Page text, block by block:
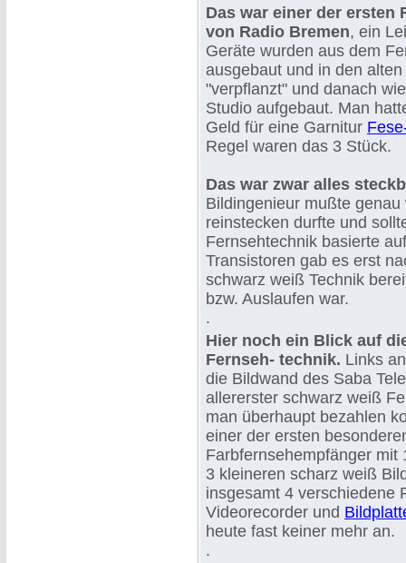
Das war einer der ersten
von Radio Bremen, ein
Geräte wurden aus dem
ausgebaut und in den
"verpflanzt" und danach
Studio aufgebaut. Man
Geld für eine Garnitur
Regel waren das 3 Stück.
Das war zwar alles
Bildingenieur mußte
reinstecken durfte und
Fernsehtechnik basierte
Transistoren gab es erst
schwarz weiß Technik
bzw. Auslaufen war.
.
Hier noch ein Blick auf
Fernseh- technik. Links
die Bildwand des Saba
allererster schwarz weiß
man überhaupt bezahlen
einer der ersten
Farbfernsehempfänger mit
3 kleineren scharz weiß
insgesamt 4 verschiedene
Videorecorder und
heute fast keiner mehr an.
.